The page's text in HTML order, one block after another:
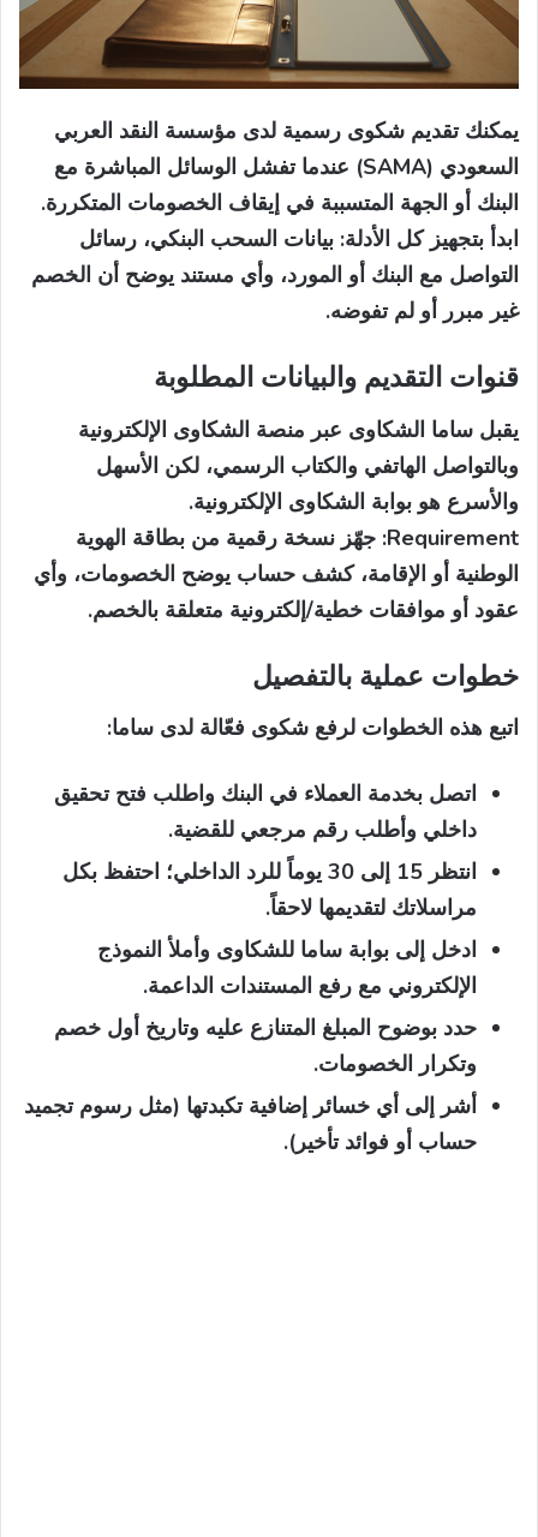
يمكنك تقديم شكوى رسمية لدى مؤسسة النقد العربي
السعودي (SAMA) عندما تفشل الوسائل المباشرة مع
البنك أو الجهة المتسببة في إيقاف الخصومات المتكررة.
ابدأ بتجهيز كل الأدلة: بيانات السحب البنكي، رسائل
التواصل مع البنك أو المورد، وأي مستند يوضح أن الخصم
غير مبرر أو لم تفوضه.
قنوات التقديم والبيانات المطلوبة
يقبل ساما الشكاوى عبر منصة الشكاوى الإلكترونية
وبالتواصل الهاتفي والكتاب الرسمي، لكن الأسهل
والأسرع هو بوابة الشكاوى الإلكترونية.
Requirement: جهّز نسخة رقمية من بطاقة الهوية
الوطنية أو الإقامة، كشف حساب يوضح الخصومات، وأي
عقود أو موافقات خطية/إلكترونية متعلقة بالخصم.
خطوات عملية بالتفصيل
اتبع هذه الخطوات لرفع شكوى فعّالة لدى ساما:
اتصل بخدمة العملاء في البنك واطلب فتح تحقيق
داخلي وأطلب رقم مرجعي للقضية.
انتظر 15 إلى 30 يوماً للرد الداخلي؛ احتفظ بكل
مراسلاتك لتقديمها لاحقاً.
ادخل إلى بوابة ساما للشكاوى وأملأ النموذج
الإلكتروني مع رفع المستندات الداعمة.
حدد بوضوح المبلغ المتنازع عليه وتاريخ أول خصم
وتكرار الخصومات.
أشر إلى أي خسائر إضافية تكبدتها (مثل رسوم تجميد
حساب أو فوائد تأخير).